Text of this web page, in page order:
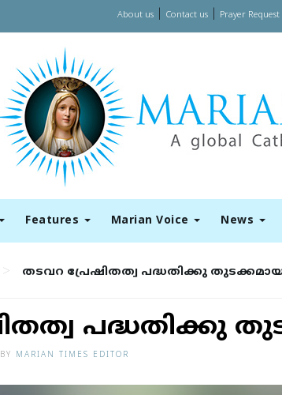
About us| Contact us| Prayer Request
Features Marian Voice News
> ത​ട​വ​റ പ്രേ​ഷി​ത​ത്വ പ​ദ്ധ​തിക്കു
പ​ദ്ധ​തിക്കു
BY MARIAN TIMES EDITOR